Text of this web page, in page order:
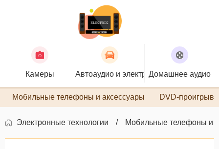
Камеры Автоаудио и электроникаДомашнее аудио
Мобильные телефоны и аксессуары DVD-
Электронные технологии Мобильные телефоны и